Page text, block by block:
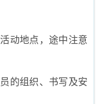
动地点，途中注意
的组织、书写及安